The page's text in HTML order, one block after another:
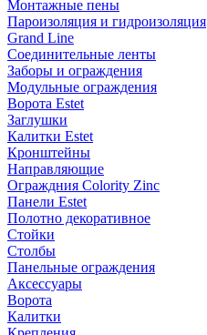
Монтажные пены
Пароизоляция и гидроизоляция
Grand Line
Соединительные ленты
Заборы и ограждения
Модульные ограждения
Ворота Estet
Заглушки
Калитки Estet
Кронштейны
Направляющие
Ограждния Colority Zinc
Панели Estet
Полотно декоративное
Стойки
Столбы
Панельные ограждения
Аксессуары
Ворота
Калитки